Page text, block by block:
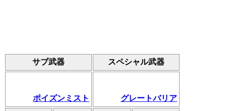
サブ武器 スペシャル武器
ポイズンミスト グレートバリア